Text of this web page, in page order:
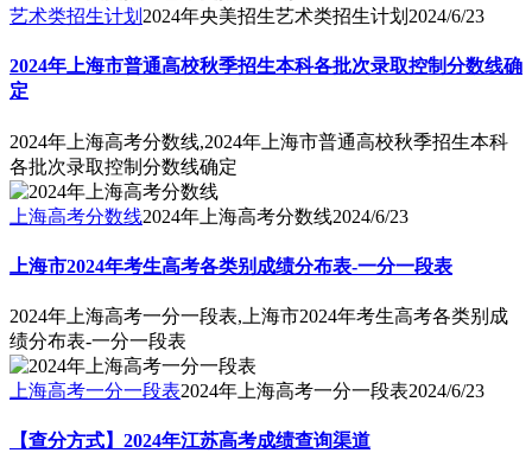
艺术类招生计划 2024年央美招生艺术类招生计划 2024/6/23
2024年上海市普通高校秋季招生本科各批次录取控制分数线确
定
2024年上海高考分数线,2024年上海市普通高校秋季招生本科
各批次录取控制分数线确定
上海高考分数线2024年上海高考分数线2024/6/23
上海市2024年考生高考各类别成绩分布表-一分一段表
2024年上海高考一分一段表,上海市2024年考生高考各类别成
绩分布表-一分一段表
上海高考一分一段表2024年上海高考一分一段表2024/6/23
【查分方式】2024年江苏高考成绩查询渠道